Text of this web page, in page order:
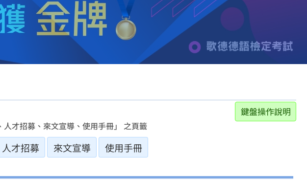
鍵盤操作說明
才招募、來文宣導、使用手冊」 之頁籤
人才招募 來文宣導 使用手冊